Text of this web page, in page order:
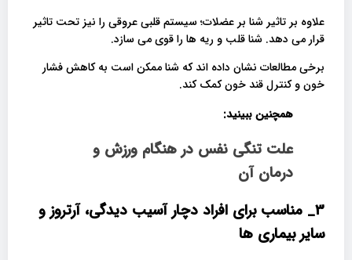
علاوه بر تاثیر شنا بر عضلات؛ سیستم قلبی عروقی را نیز تحت تاثیر
قرار می دهد. شنا قلب و ریه ها را قوی می سازد.
برخی مطالعات نشان داده اند که شنا ممکن است به کاهش فشار
خون و کنترل قند خون کمک کند.
همچنین ببینید:
علت تنگی نفس در هنگام ورزش و
درمان آن
3_ مناسب برای افراد دچار آسیب دیدگی، آرتروز و
سایر بیماری ها